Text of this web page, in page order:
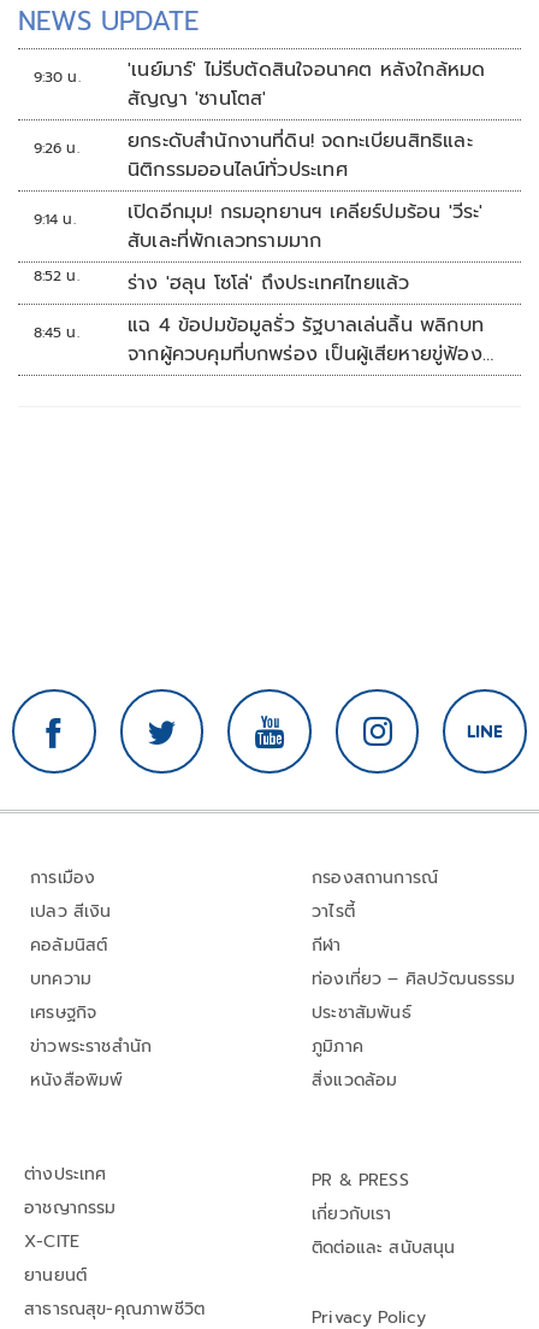
NEWS UPDATE
9:30 น.
'เนย์มาร์' ไม่รีบตัดสินใจอนาคต หลังใกล้หมด
สัญญา 'ซานโตส'
9:26 น.
ยกระดับสำนักงานที่ดิน! จดทะเบียนสิทธิและ
นิติกรรมออนไลน์ทั่วประเทศ
9:14 น.
เปิดอีกมุม! กรมอุทยานฯ เคลียร์ปมร้อน 'วีระ'
สับเละที่พักเลวทรามมาก
8:52 น. ร่าง 'ฮลุน โซโล่' ถึงประเทศไทยแล้ว
8:45 น.
แฉ 4 ข้อปมข้อมูลรั่ว รัฐบาลเล่นลิ้น พลิกบท
จากผู้ควบคุมที่บกพร่อง เป็นผู้เสียหายขู่ฟ้อง
คนเอาความจริงมาพูด
การเมือง
เปลว สีเงิน
คอลัมนิสต์
บทความ
เศรษฐกิจ
ข่าวพระราชสำนัก
หนังสือพิมพ์
กรองสถานการณ์
วาไรตี้
กีฬา
ท่องเที่ยว – ศิลปวัฒนธรรม
ประชาสัมพันธ์
ภูมิภาค
สิ่งแวดล้อม
ต่างประเทศ
อาชญากรรม
X-CITE
ยานยนต์
สาธารณสุข-คุณภาพชีวิต
PR & PRESS
เกี่ยวกับเรา
ติดต่อและ สนับสนุน
Privacy Policy